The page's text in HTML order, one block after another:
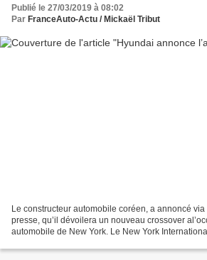
Publié le 27/03/2019 à 08:02
Par FranceAuto-Actu / Mickaël Tribut
Le constructeur automobile coréen, a annoncé
presse, qu’il dévoilera un nouveau crossover
automobile de New York. Le New York